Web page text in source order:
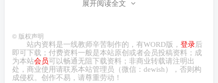
3.（2025·山东泰安·二模）1978年，邓小平同志在《解
们搞革命所取得的一切胜利，是靠实事求是；现在我们要实
现四个现代化，同样要靠实事求是。”习近平指出，“我们过
去取得的一切成就都是靠实事求是。今天，我们要把中国特
色社会主义事业继续推向前进，还是要靠实事求是。”这表明
展开阅读全文
© 版权声明
站内资料是一线教师辛苦制作的，有WORD版， 登录后
即可下载；付费资料一般是本站原创或者会员投稿资料；成
为本站会员可以畅通无阻下载资料；非商业转载请注明出
处，商业使用请联系本站管理员（微信： dewish ），否则构
成侵权。创作不易，请尊重劳动！